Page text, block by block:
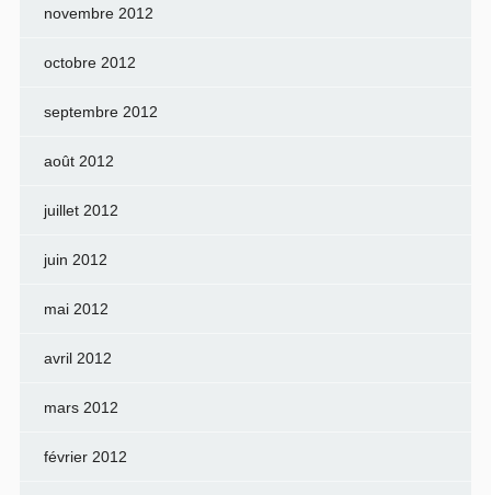
novembre 2012
octobre 2012
septembre 2012
août 2012
juillet 2012
juin 2012
mai 2012
avril 2012
mars 2012
février 2012